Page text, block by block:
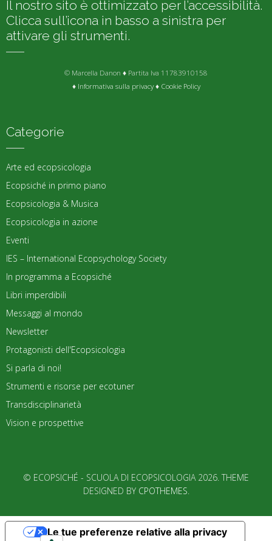
Il nostro sito è ottimizzato per l’accessibilità.
Clicca sull’icona in basso a sinistra per
attivare gli strumenti.
© Marcella Danon ♦ Partita Iva 11783910158
♦ Informativa sulla privacy♦ Cookie Policy
Categorie
Arte ed ecopsicologia
Ecopsiché in primo piano
Ecopsicologia & Musica
Ecopsicologia in azione
Eventi
IES – International Ecopsychology Society
In programma a Ecopsiché
Libri imperdibili
Messaggi al mondo
Newsletter
Protagonisti dell'Ecopsicologia
Si parla di noi!
Strumenti e risorse per ecotuner
Transdisciplinarietà
Vision e prospettive
© ECOPSICHÉ - SCUOLA DI ECOPSICOLOGIA 2026. THEME
DESIGNED BY CPOTHEMES.
Le tue preferenze relative alla privacy